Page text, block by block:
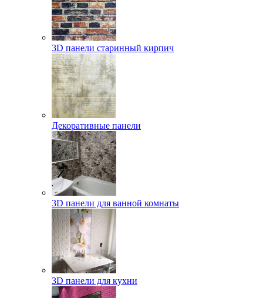
3D панели старинный кирпич
Декоративные панели
3D панели для ванной комнаты
3D панели для кухни